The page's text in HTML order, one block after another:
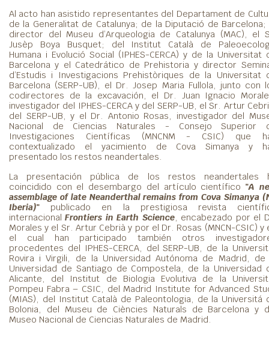
Al acto han asistido representantes del Departament de
de la Generalitat de Catalunya; de la Diputació de Barcelona;
director del Museu d’Arqueologia de Catalunya (MAC), el
Jusèp Boya Busquet; del Institut Català de
Humana i Evolució Social (IPHES-CERCA) y de la Universitat
Barcelona y el Catedrático de Prehistoria y director
d’Estudis i Investigacions Prehistòriques de la Universitat
Barcelona (SERP-UB), el Dr. Josep Maria Fullola, junto con
codirectores de la excavación, el Dr. Juan Ignacio
investigador del IPHES-CERCA y del SERP-UB, el Sr. Artur
del SERP-UB, y el Dr. Antonio Rosas, investigador del
Nacional de Ciencias Naturales - Consejo Superior
Investigaciones Científicas (MNCNM - CSIC) que
contextualizado el yacimiento de Cova Simanya y
presentado los restos neandertales.
La presentación pública de los restos neandertales
coincidido con el desembargo del artículo científico"A
assemblage of late Neanderthal remains from Cova Simanya
Iberia)" publicado en la prestigiosa revista
internacional Frontiers in Earth Science , encabezado por el
Morales y el Sr. Artur Cebrià y por el Dr. Rosas (MNCN-CSIC) y
el cual han participado también otros
procedentes del IPHES-CERCA, del SERP-UB, de la
Rovira i Virgili, de la Universidad Autónoma de Madrid, de
Universidad de Santiago de Compostela, de la Universidad
Alicante, del Institut de Biologia Evolutiva de la
Pompeu Fabra – CSIC, del Madrid Institute for Advanced
(MIAS), del Institut Català de Paleontologia, de la Universitá
Bolonia, del Museu de Ciències Naturals de Barcelona y
Museo Nacional de Ciencias Naturales de Madrid.